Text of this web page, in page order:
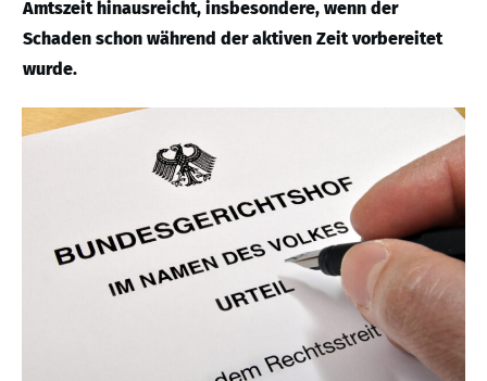
Amtszeit hinausreicht, insbesondere, wenn der
Schaden schon während der aktiven Zeit vorbereitet
wurde.